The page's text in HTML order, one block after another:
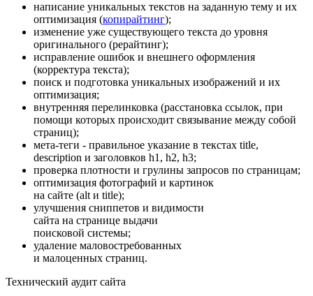
написание уникальных текстов на заданную тему и их
оптимизация (копирайтинг);
изменение уже существующего текста до уровня
оригинального (рерайтинг);
исправление ошибок и внешнего оформления
(корректура текста);
поиск и подготовка уникальных изображений и их
оптимизация;
внутренняя перелинковка (расстановка ссылок, при
помощи которых происходит связывание между собой
страниц);
мета-теги - правильное указание в текстах title,
description и заголовков h1, h2, h3;
проверка плотности и грулины запросов по страницам;
оптимизация фотографий и картинок
на сайте (alt и title);
улучшения сниппетов и видимости
сайта на странице выдачи
поисковой системы;
удаление маловостребованных
и малоценных страниц.
Технический аудит сайта